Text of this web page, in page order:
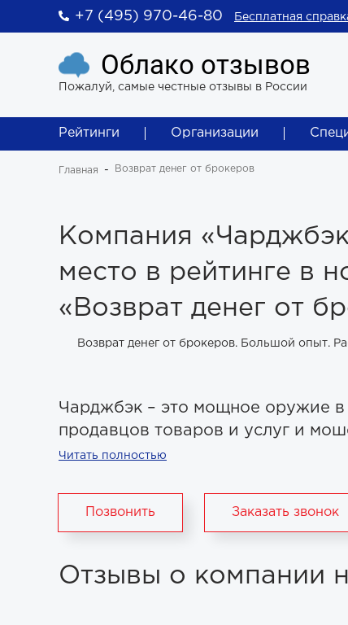
+7 (495) 970-46-80 Бесплатная
Облако отзывов
Пожалуй, самые честные отзывы в России
Рейтинги Организации
Главная Возврат денег от брокеров
Компания
место в рейтинге в
«Возврат денег от
Возврат денег от брокеров. Большой опыт.
Чарджбэк – это мощное оружие в
продавцов товаров и услуг и
Читать полностью
Позвонить Заказать звонок
Отзывы о компании